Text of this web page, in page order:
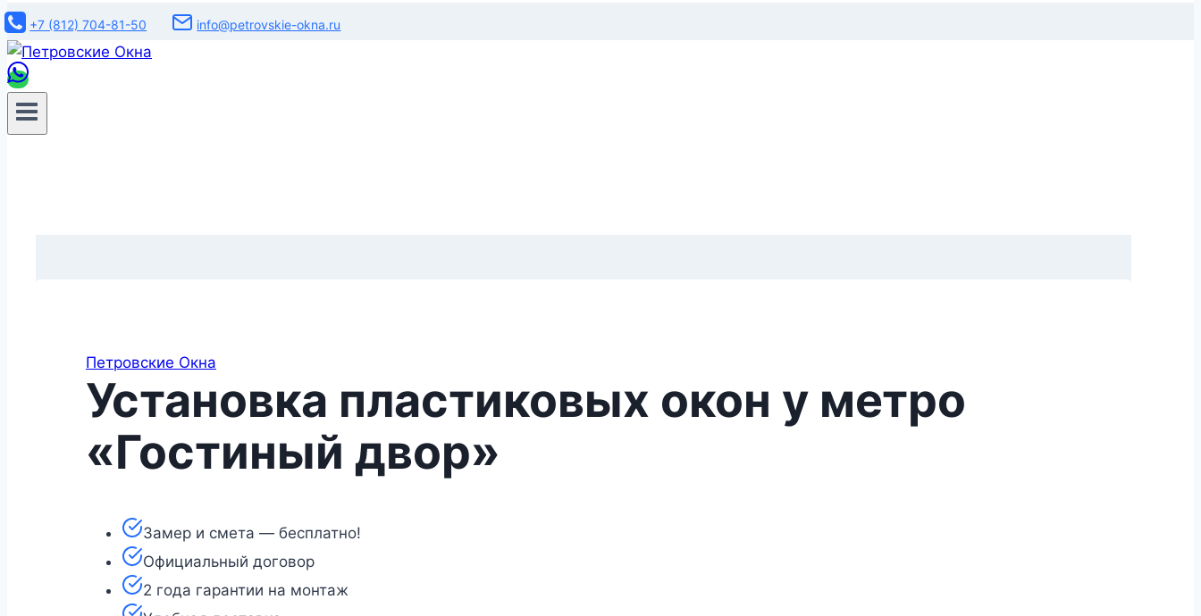
+7 (812) 704-81-50 info@petrovskie-okna.ru
Петровские Окна
Установка пластиковых окон у метро
«Гостиный двор»
Замер и смета — бесплатно!
Официальный договор
2 года гарантии на монтаж